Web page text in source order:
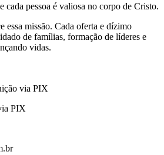
cada pessoa é valiosa no corpo de Cristo.
essa missão. Cada oferta e dízimo
de famílias, formação de líderes e
vidas.
PIX